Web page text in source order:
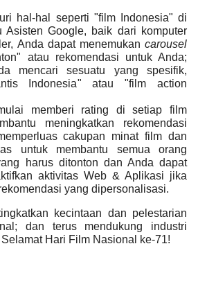
hal-hal seperti "film Indonesia" di
Asisten Google, baik dari komputer
Anda dapat menemukan carousel
atau rekomendasi untuk Anda;
mencari sesuatu yang spesifik,
Indonesia" atau "film action
memberi rating di setiap film
meningkatkan rekomendasi
cakupan minat film dan
untuk membantu semua orang
harus ditonton dan Anda dapat
aktivitas Web & Aplikasi jika
yang dipersonalisasi.
kecintaan dan pelestarian
dan terus mendukung industri
Hari Film Nasional ke-71!